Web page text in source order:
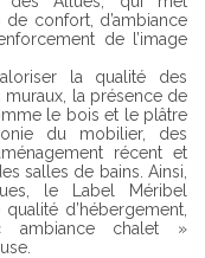
confort, d’ambiance
de l’image
la qualité des
la présence de
le bois et le plâtre
du mobilier, des
récent et
salles de bains. Ainsi,
le Label Méribel
d’hébergement,
chalet »